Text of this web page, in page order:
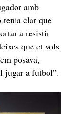
amb
tenia clar que
a resistir
que et vols
posava,
jugar a futbol”.